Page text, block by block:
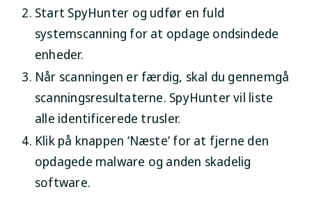
Start SpyHunter og udfør en fuld
systemscanning for at opdage ondsindede
enheder.
Når scanningen er færdig, skal du gennemgå
scanningsresultaterne. SpyHunter vil liste
alle identificerede trusler.
Klik på knappen ‘Næste’ for at fjerne den
opdagede malware og anden skadelig
software.